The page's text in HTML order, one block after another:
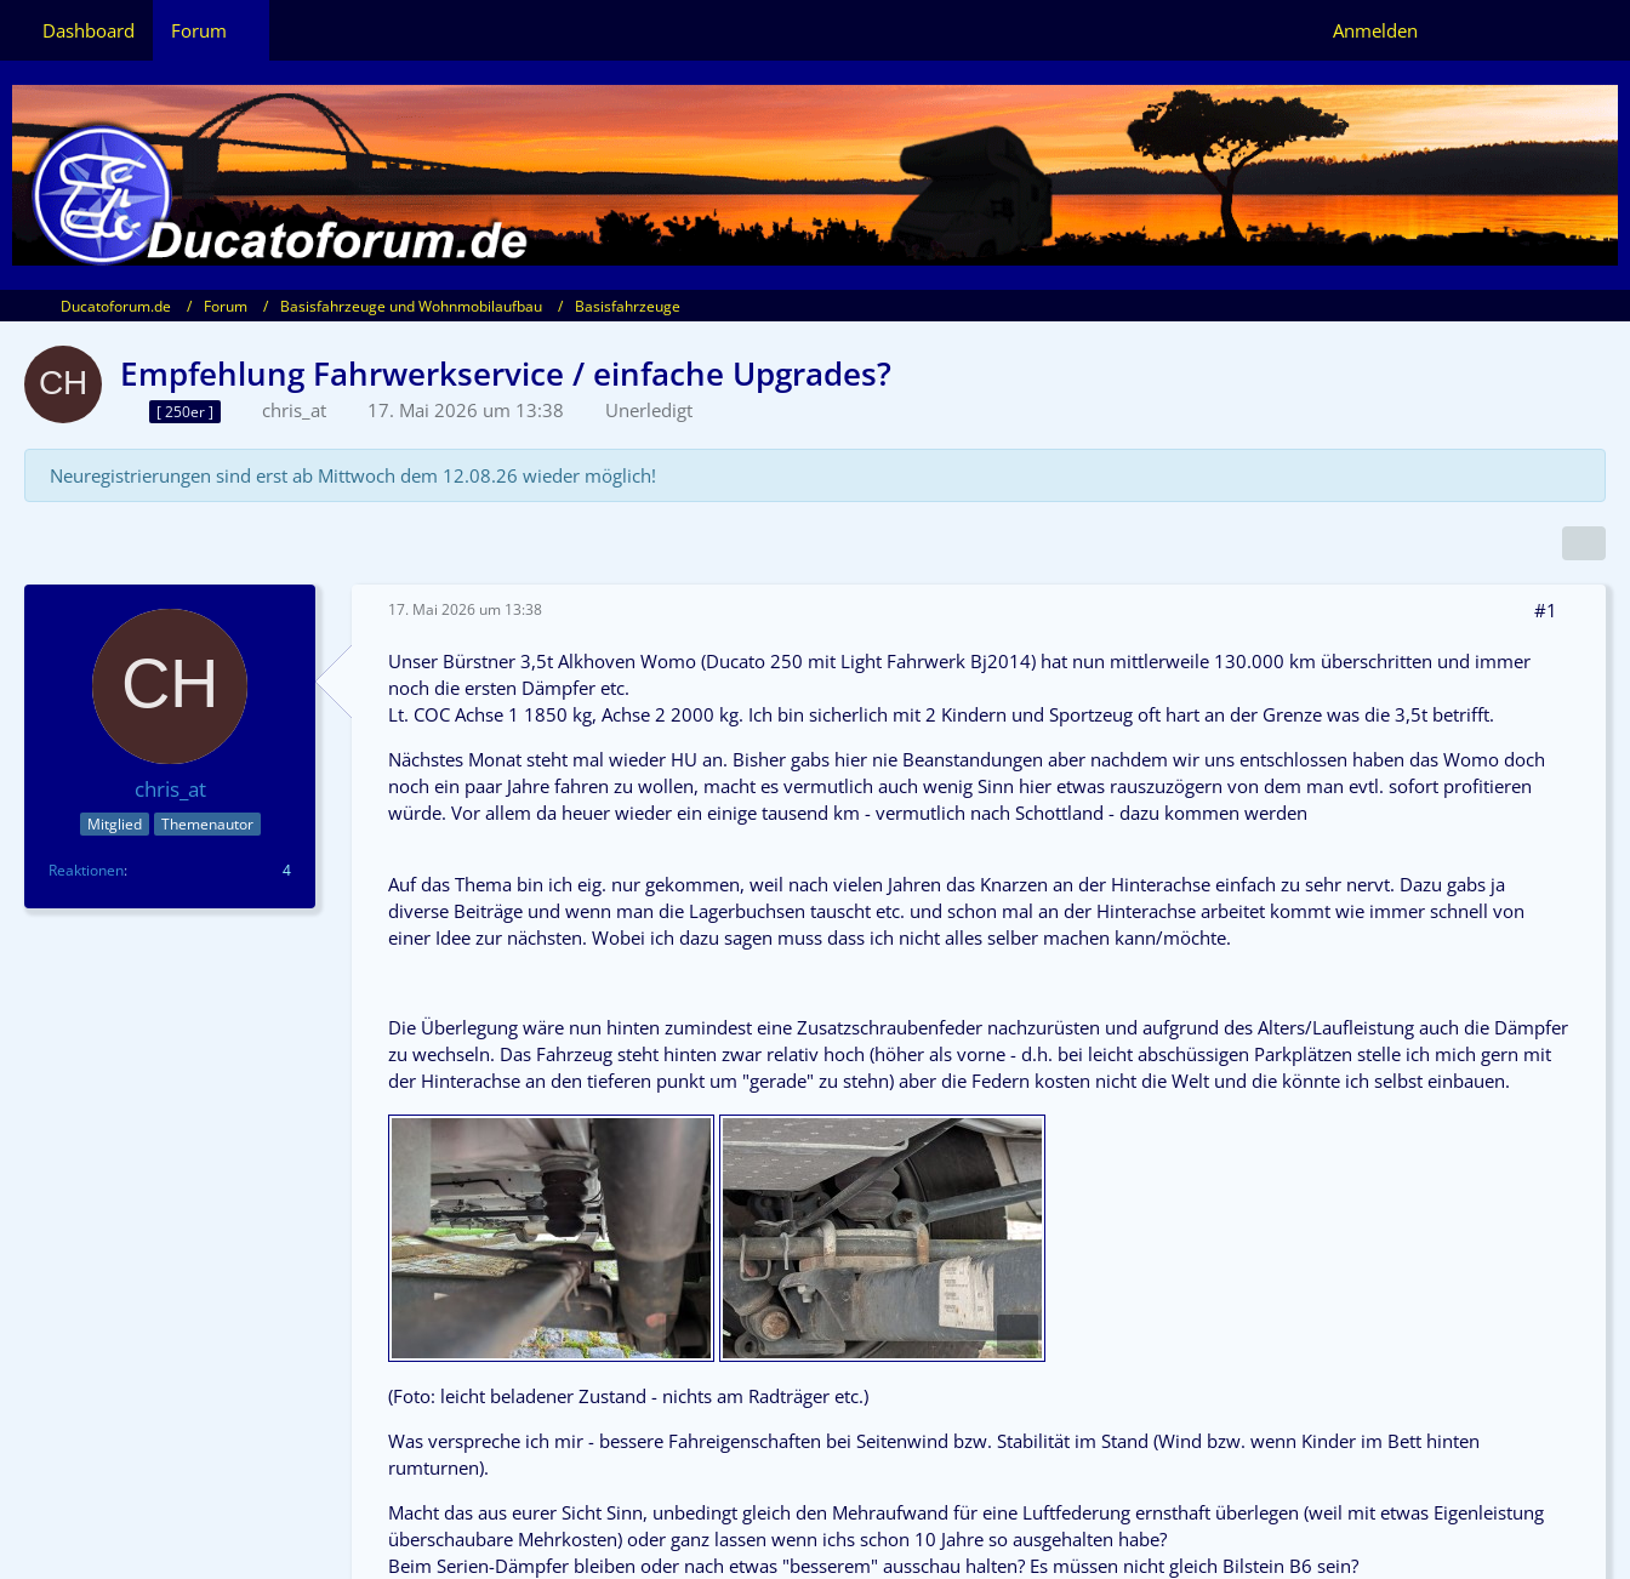
Dashboard Forum Anmelden
Ducatoforum.de Forum Basisfahrzeuge und Wohnmobilaufbau Basisfahrzeuge
Empfehlung Fahrwerkservice / einfache Upgrades?
[ 250er ] chris_at 17. Mai 2026 um 13:38 Unerledigt
Neuregistrierungen sind erst ab Mittwoch dem 12.08.26 wieder möglich!
chris_at
Mitglied Themenautor
Reaktionen 4
17. Mai 2026 um 13:38 #1
Unser Bürstner 3,5t Alkhoven Womo (Ducato 250 mit Light Fahrwerk Bj2014) hat nun mittlerweile 130.000 km überschritten und immer
noch die ersten Dämpfer etc.
Lt. COC Achse 1 1850 kg, Achse 2 2000 kg. Ich bin sicherlich mit 2 Kindern und Sportzeug oft hart an der Grenze was die 3,5t betrifft.
Nächstes Monat steht mal wieder HU an. Bisher gabs hier nie Beanstandungen aber nachdem wir uns entschlossen haben das Womo doch
noch ein paar Jahre fahren zu wollen, macht es vermutlich auch wenig Sinn hier etwas rauszuzögern von dem man evtl. sofort profitieren
würde. Vor allem da heuer wieder ein einige tausend km - vermutlich nach Schottland - dazu kommen werden
Auf das Thema bin ich eig. nur gekommen, weil nach vielen Jahren das Knarzen an der Hinterachse einfach zu sehr nervt. Dazu gabs ja
diverse Beiträge und wenn man die Lagerbuchsen tauscht etc. und schon mal an der Hinterachse arbeitet kommt wie immer schnell von
einer Idee zur nächsten. Wobei ich dazu sagen muss dass ich nicht alles selber machen kann/möchte.
Die Überlegung wäre nun hinten zumindest eine Zusatzschraubenfeder nachzurüsten und aufgrund des Alters/Laufleistung auch die Dämpfer
zu wechseln. Das Fahrzeug steht hinten zwar relativ hoch (höher als vorne - d.h. bei leicht abschüssigen Parkplätzen stelle ich mich gern mit
der Hinterachse an den tieferen punkt um "gerade" zu stehn) aber die Federn kosten nicht die Welt und die könnte ich selbst einbauen.
(Foto: leicht beladener Zustand - nichts am Radträger etc.)
Was verspreche ich mir - bessere Fahreigenschaften bei Seitenwind bzw. Stabilität im Stand (Wind bzw. wenn Kinder im Bett hinten
rumturnen).
Macht das aus eurer Sicht Sinn, unbedingt gleich den Mehraufwand für eine Luftfederung ernsthaft überlegen (weil mit etwas Eigenleistung
überschaubare Mehrkosten) oder ganz lassen wenn ichs schon 10 Jahre so ausgehalten habe?
Beim Serien-Dämpfer bleiben oder nach etwas "besserem" ausschau halten? Es müssen nicht gleich Bilstein B6 sein?